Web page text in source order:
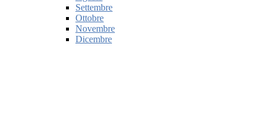
Settembre
Ottobre
Novembre
Dicembre